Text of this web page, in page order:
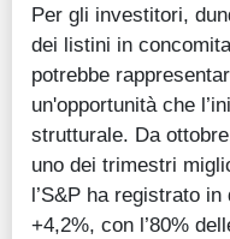
Per gli investitori,
dei listini in
potrebbe
un'opportunità che
strutturale. Da
uno dei trimestri
l’S&P ha registrato
+4,2%, con l’80%